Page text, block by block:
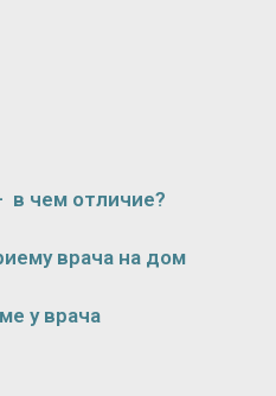
в чем отличие?
врача на дом
у врача